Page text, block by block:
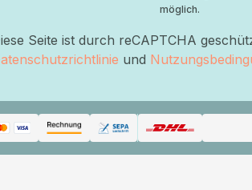
möglich.
Seite ist durch reCAPTCHA
und